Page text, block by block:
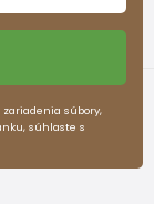
.
súbory,
súhlaste s